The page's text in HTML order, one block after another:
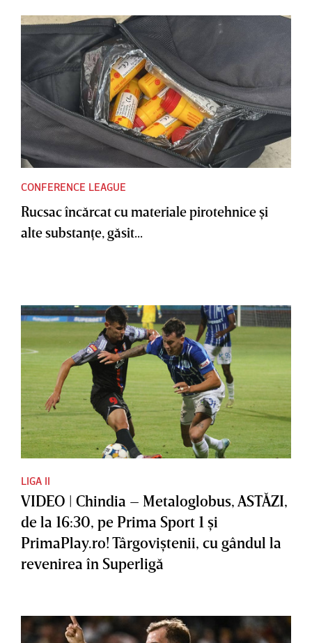
CONFERENCE LEAGUE
Rucsac încărcat cu materiale pirotehnice şi
alte substanţe, găsit...
LIGA II
VIDEO | Chindia – Metaloglobus, ASTĂZI,
de la 16:30, pe Prima Sport 1 şi
PrimaPlay.ro! Târgoviştenii, cu gândul la
revenirea în Superligă